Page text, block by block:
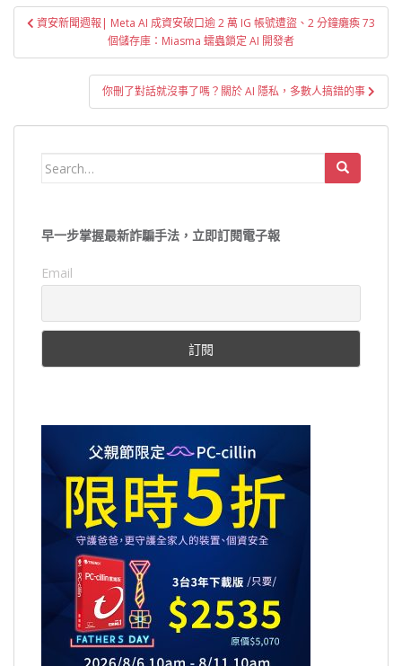
文
導
資安新聞週報| Meta AI 成資安破口逾 2 萬 IG 帳號遭盜、2 分鐘癱瘓 73
個儲存庫：Miasma 蠕蟲鎖定 AI 開發者
你刪了對話就沒事了嗎？關於 AI 隱私，多數人搞錯的事
Search
早一步掌握最新詐騙手法，立即訂閱電子報
Email